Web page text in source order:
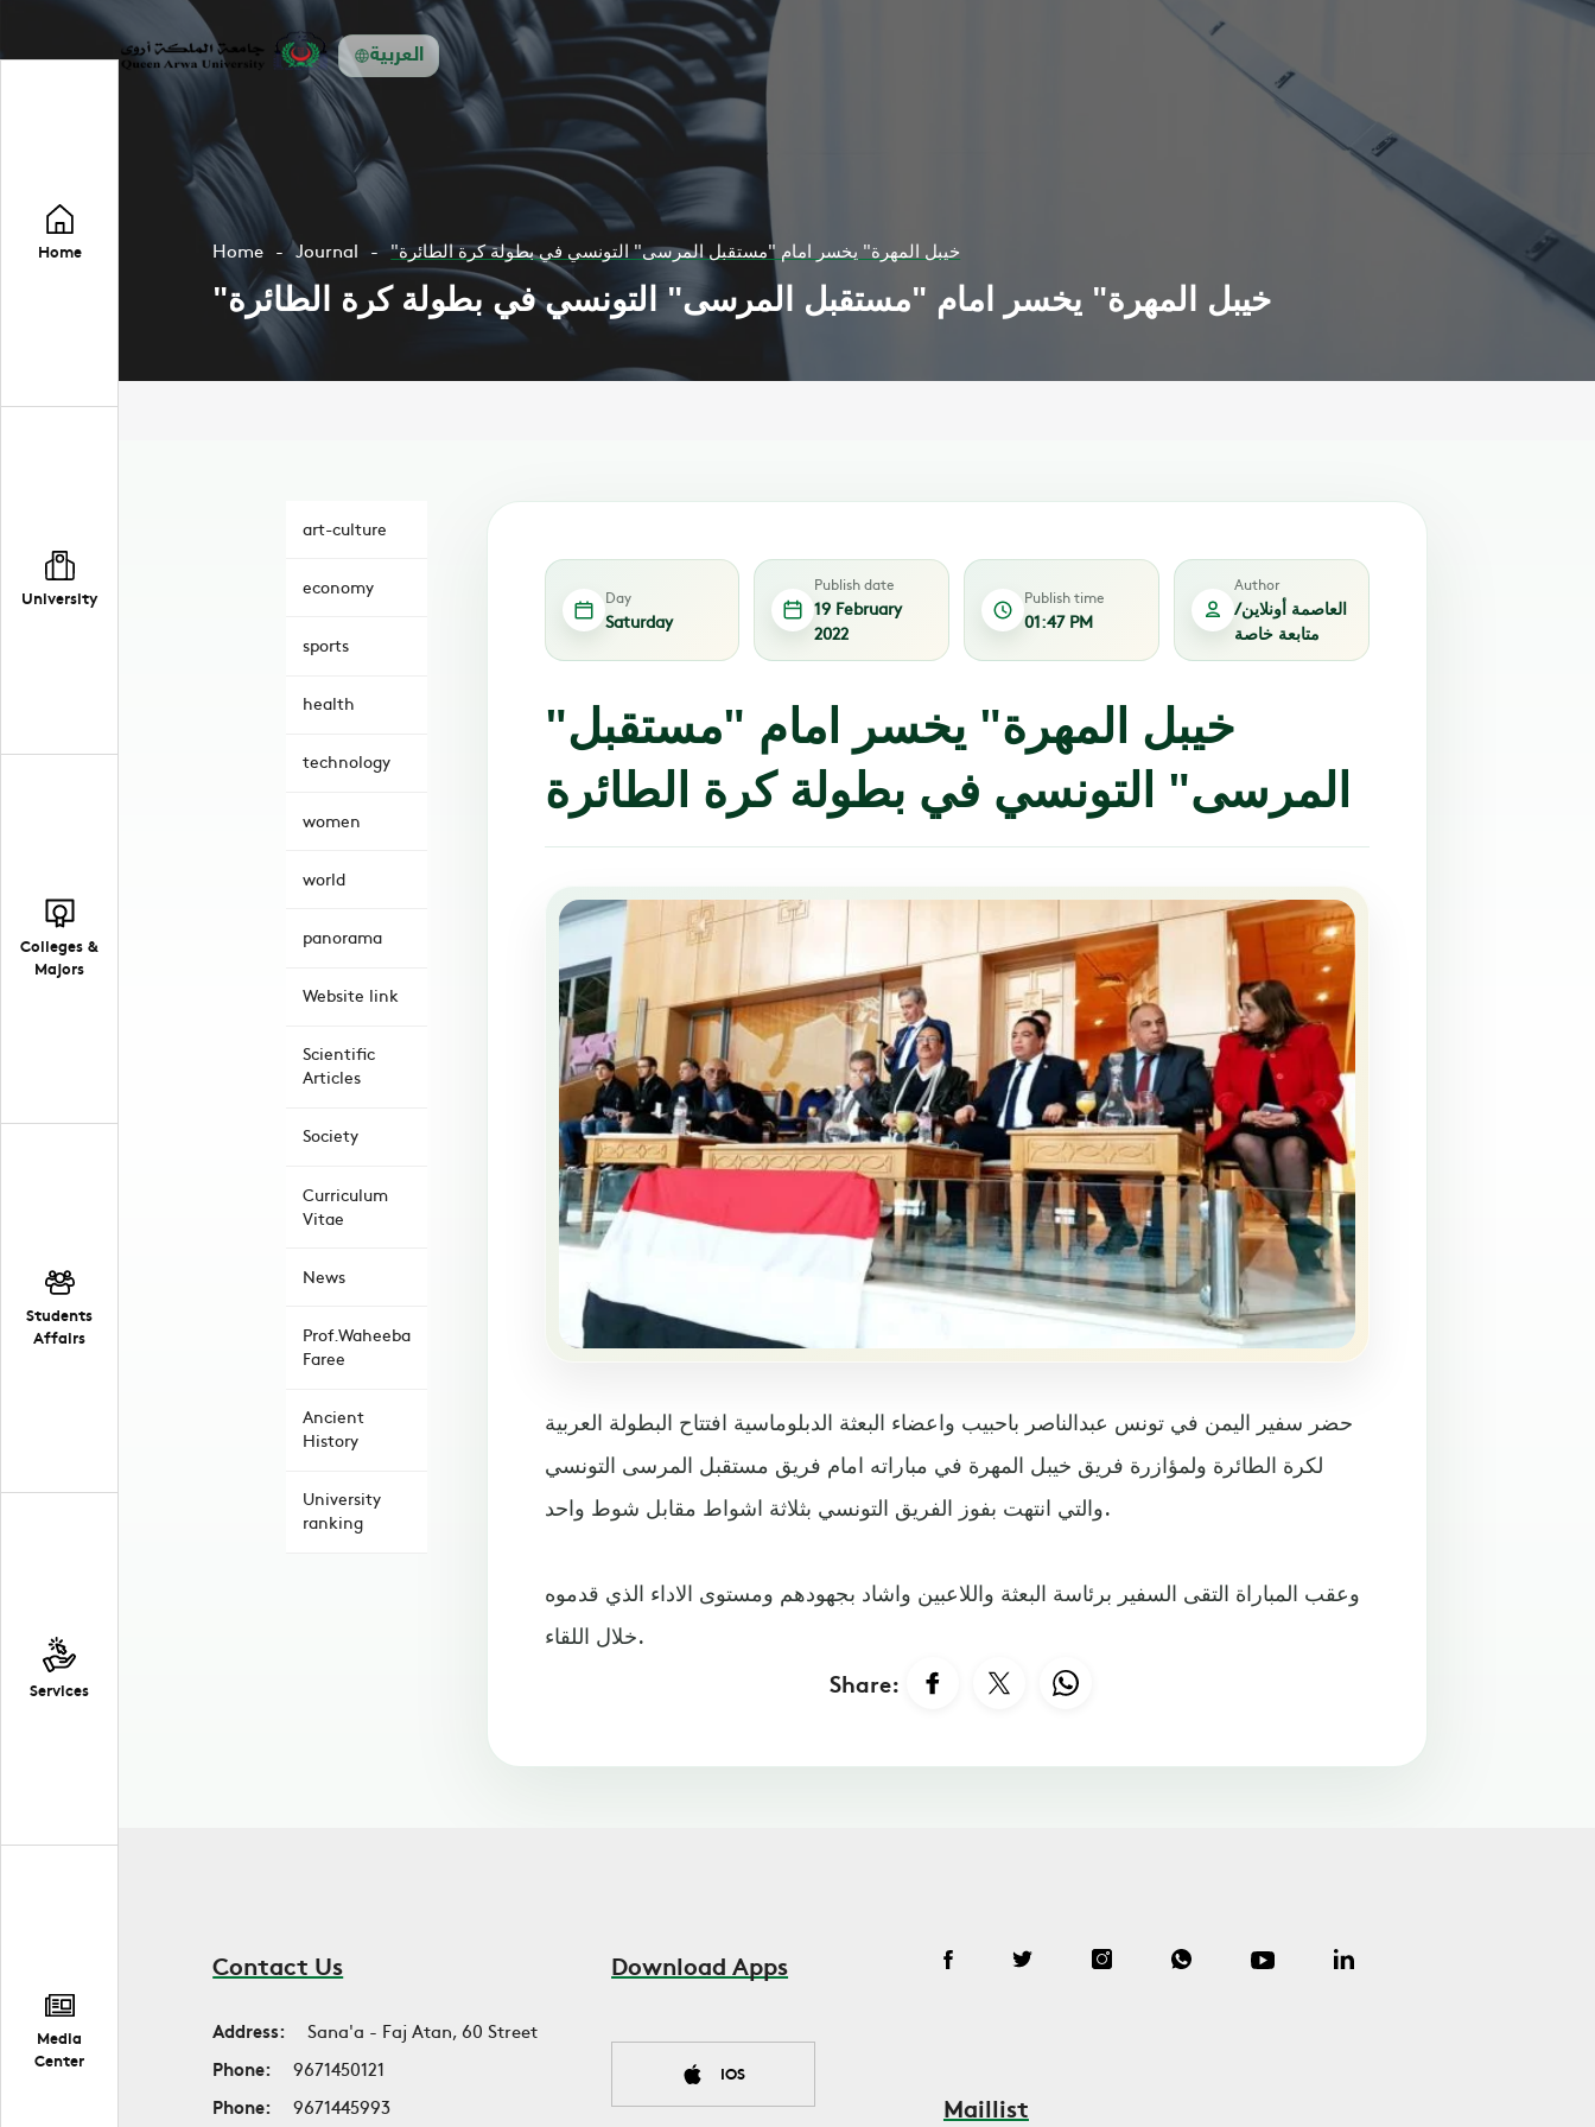
العربية
Home
University
Colleges &
Majors
Students
Affairs
Services
Media
Center
Home Journal "خيبل المهرة" يخسر امام "مستقبل المرسى" التونسي في بطولة كرة الطائرة
"خيبل المهرة" يخسر امام "مستقبل المرسى" التونسي في بطولة كرة الطائرة
art-culture
economy
sports
health
technology
women
world
panorama
Website link
Scientific
Articles
Society
Curriculum
Vitae
News
Prof.Waheeba
Faree
Ancient
History
University
ranking
Day
Saturday
Publish date
19 February
2022
Publish time
01:47 PM
Author
العاصمة أونلاين /
متابعة خاصة
"خيبل المهرة" يخسر امام "مستقبل
المرسى" التونسي في بطولة كرة الطائرة
حضر سفير اليمن في تونس عبدالناصر باحبيب واعضاء البعثة الدبلوماسية افتتاح البطولة العربية
لكرة الطائرة ولمؤازرة فريق خيبل المهرة في مباراته امام فريق مستقبل المرسى التونسي
والتي انتهت بفوز الفريق التونسي بثلاثة اشواط مقابل شوط واحد.
وعقب المباراة التقى السفير برئاسة البعثة واللاعبين واشاد بجهودهم ومستوى الاداء الذي قدموه
خلال اللقاء.
Share:
Contact Us
Address:
Sana'a - Faj Atan, 60 Street
Phone:
9671450121
Phone:
9671445993
Download Apps
IOS
Maillist